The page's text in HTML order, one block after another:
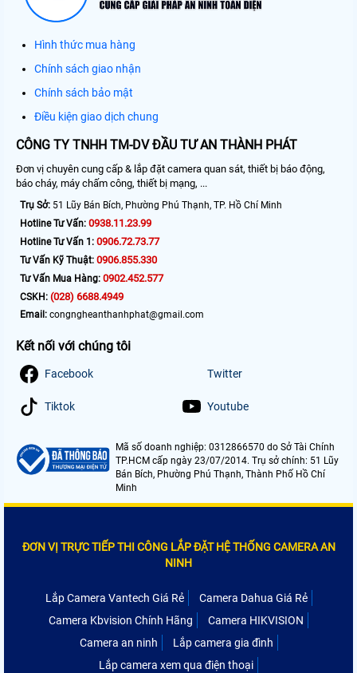
Hình thức mua hàng
Chính sách giao nhận
Chính sách bảo mật
Điều kiện giao dịch chung
CÔNG TY TNHH TM-DV ĐẦU TƯ AN THÀNH PHÁT
Đơn vị chuyên cung cấp & lắp đặt camera quan sát, thiết bị báo động,
báo cháy, máy chấm công, thiết bị mạng, ...
Trụ Sở: 51 Lũy Bán Bích, Phường Phú Thạnh, TP. Hồ Chí Minh
Hotline Tư Vấn: 0938.11.23.99
Hotline Tư Vấn 1: 0906.72.73.77
Tư Vấn Kỹ Thuật: 0906.855.330
Tư Vấn Mua Hàng: 0902.452.577
CSKH: (028) 6688.4949
Email: congngheanthanhphat@gmail.com
Kết nối với chúng tôi
Facebook Twitter
Tiktok Youtube
Mã số doanh nghiệp: 0312866570 do Sở Tài Chính
TP.HCM cấp ngày 23/07/2014. Trụ sở chính: 51 Lũy
Bán Bích, Phường Phú Thạnh, Thành Phố Hồ Chí
Minh
ĐƠN VỊ TRỰC TIẾP THI CÔNG LẮP ĐẶT HỆ THỐNG CAMERA AN
NINH
Lắp Camera Vantech Giá Rẻ
Camera Dahua Giá Rẻ
Camera Kbvision Chính Hãng
Camera HIKVISION
Camera an ninh
Lắp camera gia đình
Lắp camera xem qua điện thoại